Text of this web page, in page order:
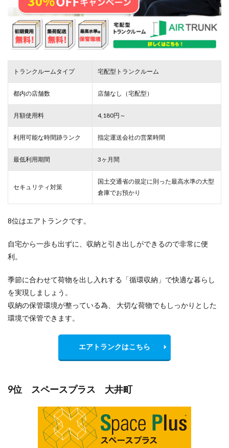
トランクルームタイプ 宅配型トランクルーム
都内の店舗数 店舗なし（宅配型）
月額使用料 4,180円～
利用可能な時間跡ランク 指定運送会社の営業時間
最低利用期間 3ヶ月間
セキュリティ対策
国土交通省の規定に則った最高水準の大型
倉庫でお預かり
8位はエアトランクです。
自宅から一歩も出ずに、収納と引き出しができるので非常に便
利。
季節に合わせて荷物を出し入れする「循環収納」で快適な暮らし
を実現しましょう。
収納の保管環境が整っている為、 大切な荷物でもしっかりとした
環境で保管できます。
エアトランクはこちら
9位 スペースプラス 大井町